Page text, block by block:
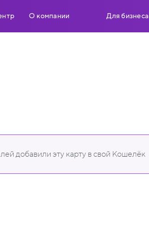
О компании Для бизнеса
добавили эту карту в свой Кошелёк